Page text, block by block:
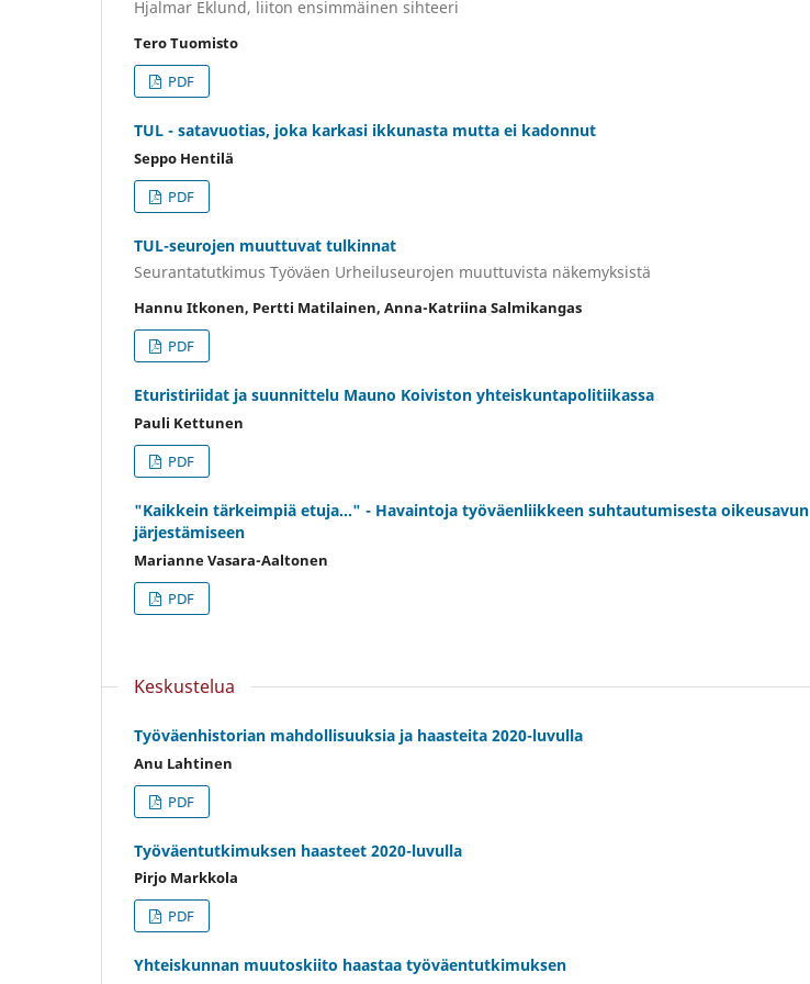
Hjalmar Eklund, liiton ensimmäinen sihteeri
Tero Tuomisto
PDF
TUL - satavuotias, joka karkasi ikkunasta mutta ei kadonnut
Seppo Hentilä
PDF
TUL-seurojen muuttuvat tulkinnat
Seurantatutkimus Työväen Urheiluseurojen muuttuvista näkemyksistä
Hannu Itkonen, Pertti Matilainen, Anna-Katriina Salmikangas
PDF
Eturistiriidat ja suunnittelu Mauno Koiviston yhteiskuntapolitiikassa
Pauli Kettunen
PDF
"Kaikkein tärkeimpiä etuja..." - Havaintoja työväenliikkeen suhtautumisesta oikeusavun
järjestämiseen
Marianne Vasara-Aaltonen
PDF
Keskustelua
Työväenhistorian mahdollisuuksia ja haasteita 2020-luvulla
Anu Lahtinen
PDF
Työväentutkimuksen haasteet 2020-luvulla
Pirjo Markkola
PDF
Yhteiskunnan muutoskiito haastaa työväentutkimuksen